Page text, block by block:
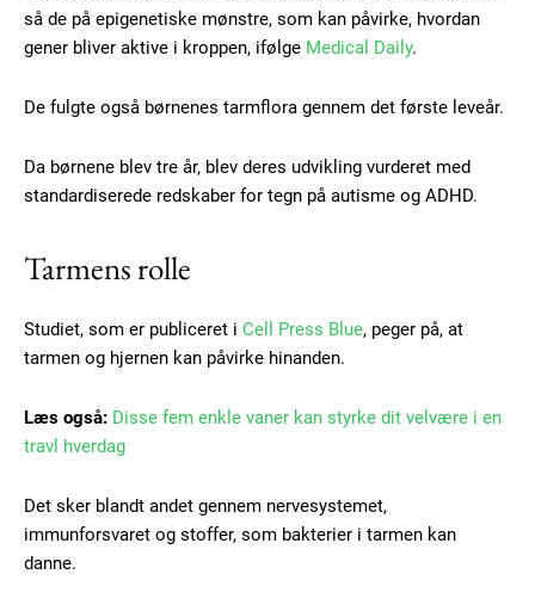
så de på epigenetiske mønstre, som kan påvirke, hvordan
gener bliver aktive i kroppen, ifølge Medical Daily.
De fulgte også børnenes tarmflora gennem det første leveår.
Da børnene blev tre år, blev deres udvikling vurderet med
standardiserede redskaber for tegn på autisme og ADHD.
Tarmens rolle
Studiet, som er publiceret i Cell Press Blue, peger på, at
tarmen og hjernen kan påvirke hinanden.
Læs også: Disse fem enkle vaner kan styrke dit velvære i en
travl hverdag
Det sker blandt andet gennem nervesystemet,
immunforsvaret og stoffer, som bakterier i tarmen kan
danne.